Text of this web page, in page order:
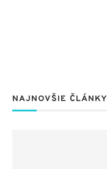
NAJNOVŠIE ČLÁNKY